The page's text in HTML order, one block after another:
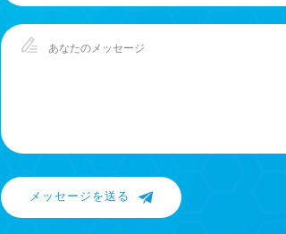
メッセージを送る